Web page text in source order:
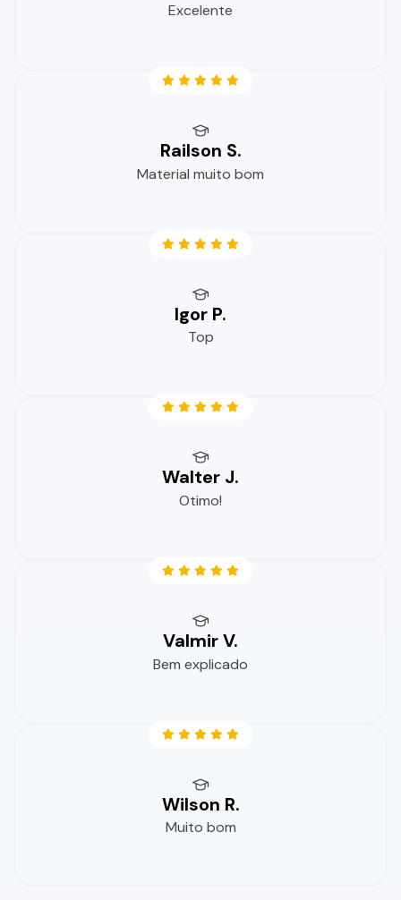
Excelente
Railson S.
Material muito bom
Igor P.
Top
Walter J.
Otimo!
Valmir V.
Bem explicado
Wilson R.
Muito bom